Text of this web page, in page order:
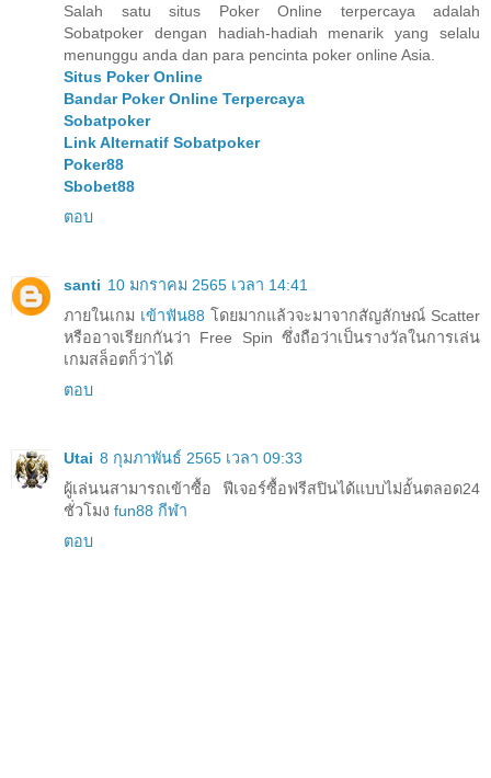
Salah satu situs Poker Online terpercaya adalah
Sobatpoker dengan hadiah-hadiah menarik yang selalu
menunggu anda dan para pencinta poker online Asia.
Situs Poker Online
Bandar Poker Online Terpercaya
Sobatpoker
Link Alternatif Sobatpoker
Poker88
Sbobet88
ตอบ
santi 10 มกราคม 2565 เวลา 14:41
ภายในเกม เข้าฟัน88 โดยมากแล้วจะมาจากสัญลักษณ์ Scatter
หรืออาจเรียกกันว่า Free Spin ซึ่งถือว่าเป็นรางวัลในการเล่น
เกมสล็อตก็ว่าได้
ตอบ
Utai 8 กุมภาพันธ์ 2565 เวลา 09:33
ผู้เล่นนสามารถเข้าซื้อ ฟีเจอร์ซื้อฟรีสปินได้แบบไม่อั้นตลอด24
ชั่วโมง fun88 กีฬา
ตอบ